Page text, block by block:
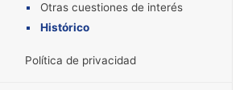
Otras cuestiones de interés
Histórico
Política de privacidad